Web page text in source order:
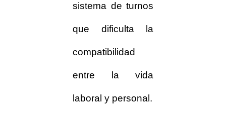
sistema de turnos
que dificulta la
compatibilidad
entre la vida
laboral y personal.